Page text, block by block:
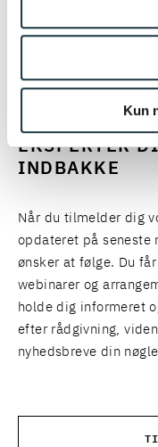
Kun
2014–2016
HOLD DIG
VIDEN OG
EKSPERTER
INDBAKKE
Når du tilmelder dig
opdateret på seneste
ønsker at følge. Du
webinarer og
holde dig informeret
efter rådgivning,
nyhedsbreve din